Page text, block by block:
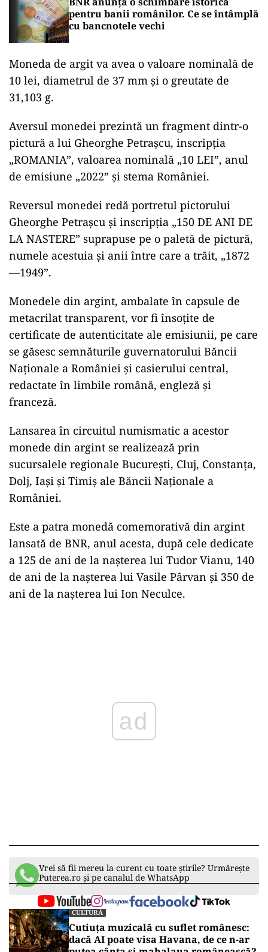
pentru banii românilor. Ce se întâmplă
cu bancnotele vechi
Moneda de argit va avea o valoare nominală de
10 lei, diametrul de 37 mm și o greutate de
31,103 g.
Aversul monedei prezintă un fragment dintr-o
pictură a lui Gheorghe Petrașcu, inscripția
„ROMANIA”, valoarea nominală „10 LEI”, anul
de emisiune „2022” și stema României.
Reversul monedei redă portretul pictorului
Gheorghe Petrașcu și inscripția „150 DE ANI DE
LA NASTERE” suprapuse pe o paletă de pictură,
numele acestuia și anii între care a trăit, „1872
—1949”.
Monedele din argint, ambalate în capsule de
metacrilat transparent, vor fi însoțite de
certificate de autenticitate ale emisiunii, pe care
se găsesc semnăturile guvernatorului Băncii
Naționale a României și casierului central,
redactate în limbile română, engleză și
franceză.
Lansarea în circuitul numismatic a acestor
monede din argint se realizează prin
sucursalele regionale București, Cluj, Constanța,
Dolj, Iași și Timiș ale Băncii Naționale a
României.
Este a patra monedă comemorativă din argint
lansată de BNR, anul acesta, după cele dedicate
a 125 de ani de la nașterea lui Tudor Vianu, 140
de ani de la nașterea lui Vasile Pârvan și 350 de
ani de la nașterea lui Ion Neculce.
ad
Vrei să fii mereu la curent cu toate știrile? Urmărește
Puterea.ro și pe canalul de WhatsApp
CULTURĂ
Cutiuța muzicală cu suflet românesc:
dacă AI poate visa Havana, de ce n-ar